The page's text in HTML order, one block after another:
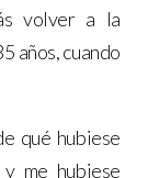
volver a la
años, cuando
qué hubiese
me hubiese